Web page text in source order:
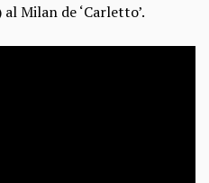
Milan de ‘Carletto’.